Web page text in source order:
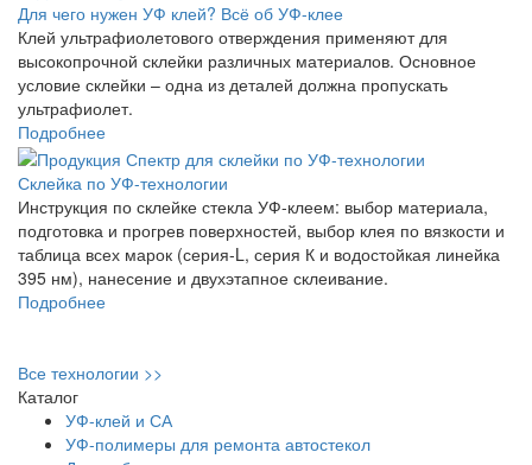
Для чего нужен УФ клей? Всё об УФ-клее
Клей ультрафиолетового отверждения применяют для
высокопрочной склейки различных материалов. Основное
условие склейки – одна из деталей должна пропускать
ультрафиолет.
Подробнее
Склейка по УФ-технологии
Инструкция по склейке стекла УФ-клеем: выбор материала,
подготовка и прогрев поверхностей, выбор клея по вязкости и
таблица всех марок (серия-L, серия К и водостойкая линейка
395 нм), нанесение и двухэтапное склеивание.
Подробнее
Все технологии >>
Каталог
УФ-клей и СА
УФ-полимеры для ремонта автостекол